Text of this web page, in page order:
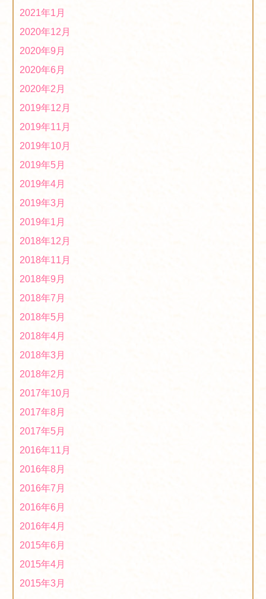
オリジナル布製マスク販売中！
2019年度「第４回ほっとはぁーとマーケット」に出店し
ます！ 2019/12/24
１２月２日、１２月３日に女子ハンドボール世界選手権
ファンゾーンに出店しています！
第7回ミニ文化祭を開催中です。１１月５日(火）～１１
月１６日(土）
２０１９年度「障がい者福祉施設商品展示・商談会(県
庁)について」に出展します！
「第２４回くまもと物産フェア」に出店します！
2019/10/19
2019年度「第３回ほっとはぁーとマーケット」に出店し
ます！ 2019/10/02
2021年1月
2020年12月
2020年9月
2020年6月
2020年2月
2019年12月
2019年11月
2019年10月
2019年5月
2019年4月
2019年3月
2019年1月
2018年12月
2018年11月
2018年9月
2018年7月
2018年5月
2018年4月
2018年3月
2018年2月
2017年10月
2017年8月
2017年5月
2016年11月
2016年8月
2016年7月
2016年6月
2016年4月
2015年6月
2015年4月
2015年3月